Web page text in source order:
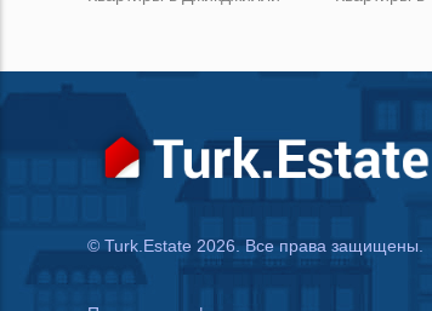
© Turk.Estate 2026. Все права защищены.